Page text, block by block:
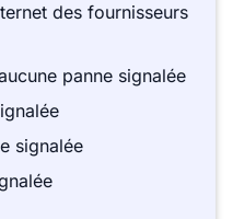
des fournisseurs
panne signalée
signalée